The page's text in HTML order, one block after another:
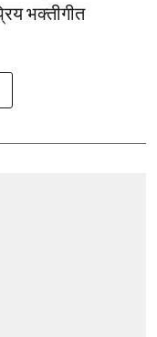
भक्तीगीत